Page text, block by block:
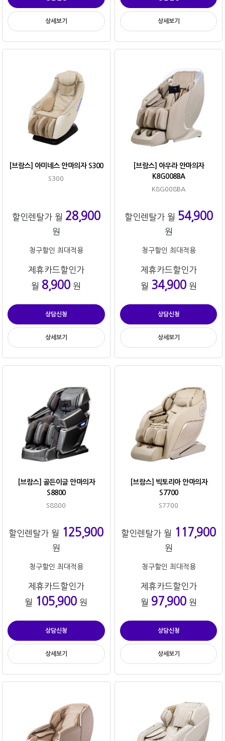
상세보기 상세보기
[브람스] 아미네스 안마의자 S300
S300
할인렌탈가 월 28,900
원
청구할인 최대적용
제휴카드할인가
월 8,900 원
상담신청
상세보기
[브람스] 아우라 안마의자
K8G008BA
K8G008BA
할인렌탈가 월 54,900
원
청구할인 최대적용
제휴카드할인가
월 34,900원
상담신청
상세보기
[브람스] 골든이글 안마의자
S8800
S8800
할인렌탈가 월 125,900
원
청구할인 최대적용
제휴카드할인가
월 105,900 원
상담신청
상세보기
[브람스] 빅토리아 안마의자
S7700
S7700
할인렌탈가 월 117,900
원
청구할인 최대적용
제휴카드할인가
월 97,900원
상담신청
상세보기